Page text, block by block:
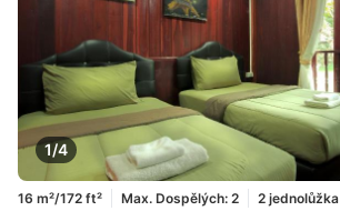
1/4
16 m²/172 ft² Max. Dospělých: 2
2 jednolůžka